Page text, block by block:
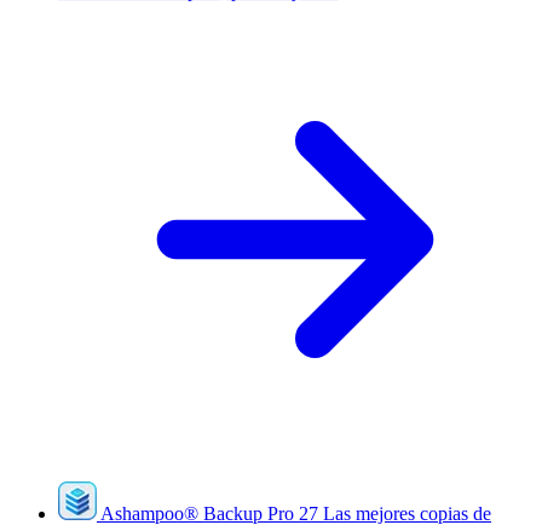
Ashampoo® Backup Pro 27 Las mejores copias de